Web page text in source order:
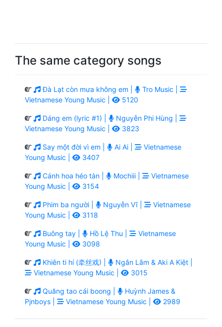
The same category songs
Đà Lạt còn mưa không em |
Tro Music |
Vietnamese Young Music |
5120
Dáng em (lyric #1) |
Nguyễn Phi Hùng |
Vietnamese Young Music |
3823
Say một đời vì em | Ai Ai |
Vietnamese
Young Music |
3407
Cánh hoa héo tàn | Mochiii |
Vietnamese
Young Music |
3154
Phim ba người | Nguyễn Vĩ |
Vietnamese
Young Music |
3118
Buông tay | Hồ Lệ Thu |
Vietnamese
Young Music |
3098
Khiên ti hí (牵丝戏) |
Ngân Lâm & Aki A Kiệt |
Vietnamese Young Music |
3015
Quăng tao cái boong |
Huỳnh James &
Pjnboys |
Vietnamese Young Music | 2989